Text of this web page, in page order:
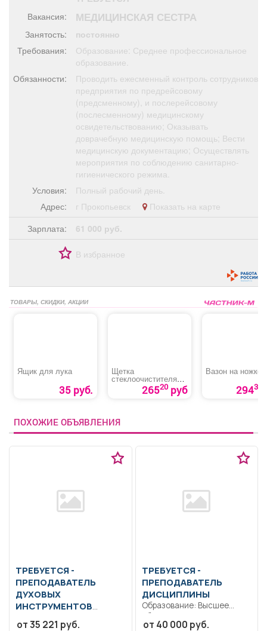
Я - пенсионер
Вакансия: МЕДИЦИНСКАЯ СЕСТРА
Занятость:
постоянно
Требования:
Образование: Среднее профессиональное
образование.
Обязанности:
Проводить ежесменный контроль сотрудников
предприятия по предрейсовому
(предсменному), и послерейсовому
(послесменному) медицинскому
освидетельствованию; Оказывать
доврачебную медицинскую помощь; Вести
медицинскую документацию; Осуществлять
мероприятия по соблюдению санитарно-
гигиенического режима.
Условия:
Полный рабочий день.
Адрес:
г Прокопьевск
Показать на карте
Зарплата:
61 000 руб.
В избранное
ТОВАРЫ, СКИДКИ, АКЦИИ
Ящик для лука
35 руб.
Щетка
стеклоочистителя
бескаркасная
«Skyway»26520руб
Вазон на ножке
29430
ПОХОЖИЕ ОБЪЯВЛЕНИЯ
ТРЕБУЕТСЯ -
ПРЕПОДАВАТЕЛЬ
ДУХОВЫХ
ИНСТРУМЕНТОВ
образование —
от 35 221 руб.
ТРЕБУЕТСЯ -
ПРЕПОДАВАТЕЛЬ
ДИСЦИПЛИНЫ
Образование: Высшее
образование —
бакалавриат.. Ведение
от 40 000 руб.